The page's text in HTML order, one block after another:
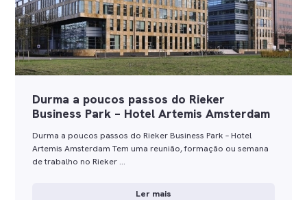
Durma a poucos passos do Rieker
Business Park – Hotel Artemis Amsterdam
Durma a poucos passos do Rieker Business Park – Hotel
Artemis Amsterdam Tem uma reunião, formação ou semana
de trabalho no Rieker …
Ler mais